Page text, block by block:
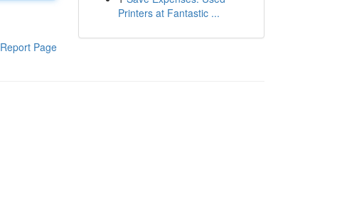
Report Page
Printers at Fantastic ...